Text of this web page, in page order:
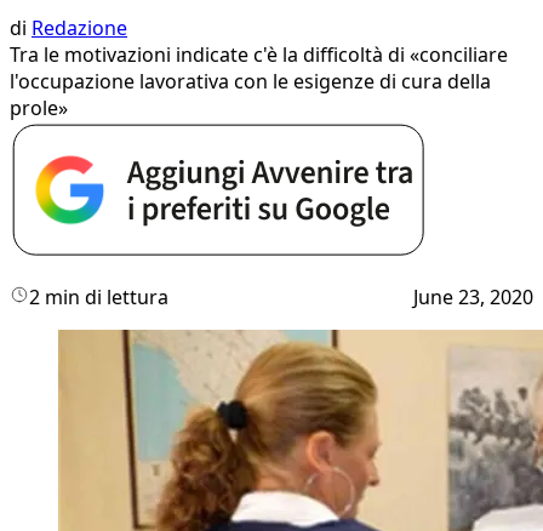
di Redazione
Tra le motivazioni indicate c'è la difficoltà di «conciliare
l'occupazione lavorativa con le esigenze di cura della
prole»
2 min di lettura June 23, 2020